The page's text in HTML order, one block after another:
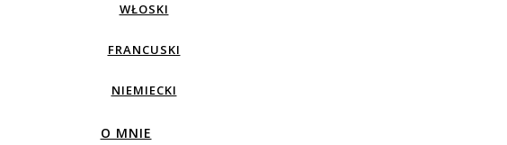
WŁOSKI
FRANCUSKI
NIEMIECKI
O MNIE